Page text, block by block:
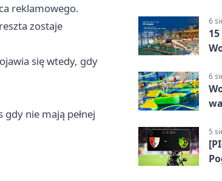
reklamowego.
zostaje
się wtedy, gdy
nie mają pełnej
6
6
5